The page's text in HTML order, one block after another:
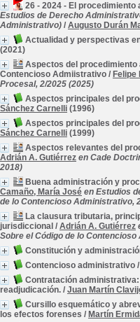
26 - 2024 - El procedimiento
Estudios de Derecho
Administrativo) / Augusto Durán
Actualidad y perspectivas
(2021)
Aspectos del
Contencioso Admiistrativo / Felipe
Procesal, 2/2025 (2025)
Aspectos principales del
Sánchez Carnelli (1996)
Aspectos principales del
Sánchez Carnelli (1999)
Aspectos relevantes del
Adrián A. Gutiérrez en Cade
2018)
Buena administración y
Camaño, María José en Estudios
de lo Contencioso Administrativo,
La clausura tributaria,
jurisdiccional / Adrián A. Gutiérrez
Sobre el Código de lo
Constitución y
Contencioso administrativo /
Contratación
readjudicación. / Juan Martín
Cursillo esquemático y
los efectos forenses / Martín